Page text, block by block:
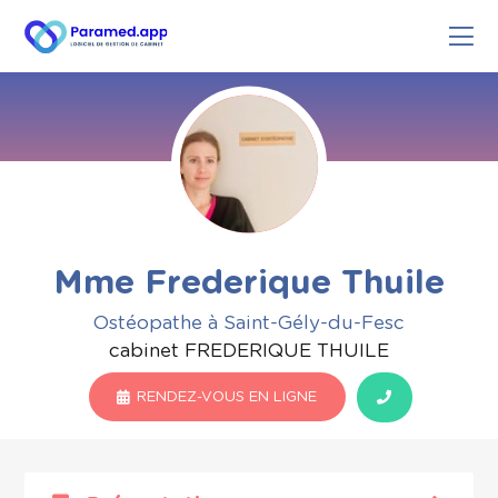
Mme Frederique Thuile
Ostéopathe à Saint-Gély-du-Fesc
cabinet FREDERIQUE THUILE
RENDEZ-VOUS EN LIGNE